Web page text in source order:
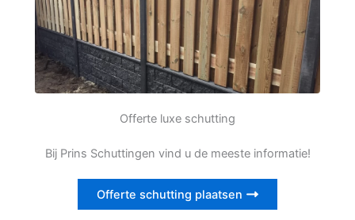
Offerte luxe schutting
Bij Prins Schuttingen vind u de meeste informatie!
Offerte schutting plaatsen